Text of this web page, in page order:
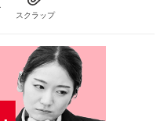
スクラップ